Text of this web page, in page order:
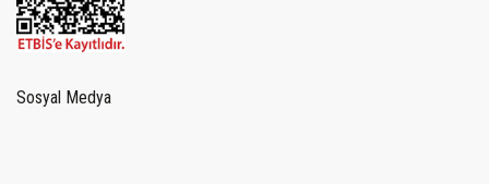
Sosyal Medya